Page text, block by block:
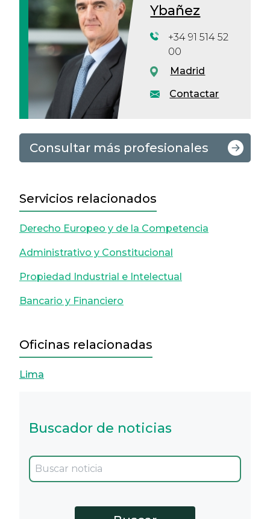
Ybañez
Contactar
+34 91 514 52
00
Madrid
Consultar más profesionales
Servicios relacionados
Derecho Europeo y de la Competencia
Administrativo y Constitucional
Propiedad Industrial e Intelectual
Bancario y Financiero
Oficinas relacionadas
Lima
Buscador de noticias